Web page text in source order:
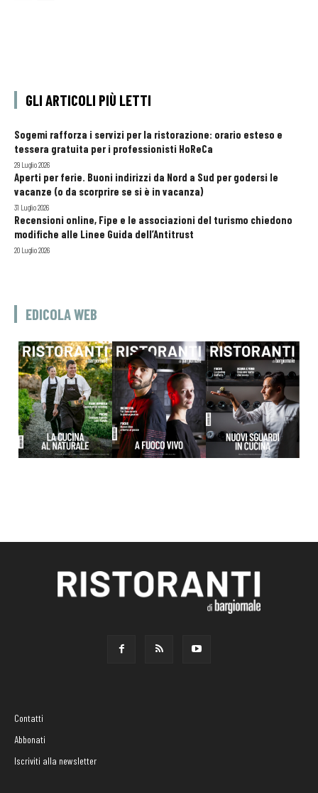
GLI ARTICOLI PIÙ LETTI
Sogemi rafforza i servizi per la ristorazione: orario esteso e
tessera gratuita per i professionisti HoReCa
29 Luglio 2026
Aperti per ferie. Buoni indirizzi da Nord a Sud per godersi le
vacanze (o da scorprire se si è in vacanza)
31 Luglio 2026
Recensioni online, Fipe e le associazioni del turismo chiedono
modifiche alle Linee Guida dell’Antitrust
20 Luglio 2026
EDICOLA WEB
Contatti
Abbonati
Iscriviti alla newsletter